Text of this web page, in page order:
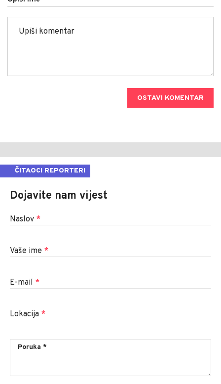
OSTAVI KOMENTAR
ČITAOCI REPORTERI
Dojavite nam vijest
Naslov *
Vaše ime *
E-mail *
Lokacija *